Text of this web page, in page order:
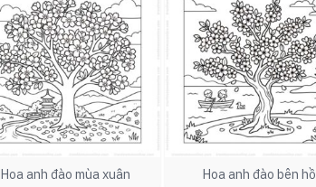
Hoa anh đào mùa xuân Hoa anh đào bên hồ